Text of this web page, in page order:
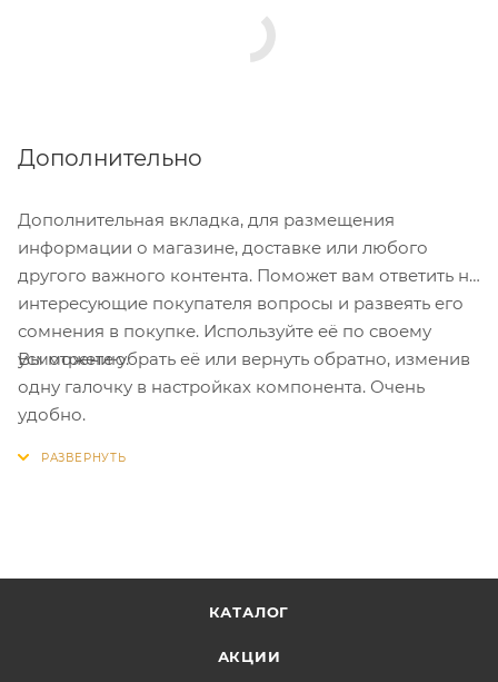
Дополнительно
Дополнительная вкладка, для размещения
информации о магазине, доставке или любого
другого важного контента. Поможет вам ответить на
интересующие покупателя вопросы и развеять его
сомнения в покупке. Используйте её по своему
усмотрению.
Вы можете убрать её или вернуть обратно, изменив
одну галочку в настройках компонента. Очень
удобно.
КАТАЛОГ
АКЦИИ